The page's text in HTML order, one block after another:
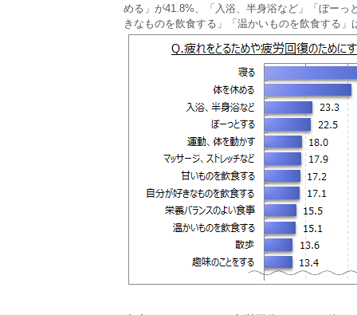
める」が41.8%、「入浴、半身浴など」「ぼーっ
きなものを飲食する」「温かいものを飲食する